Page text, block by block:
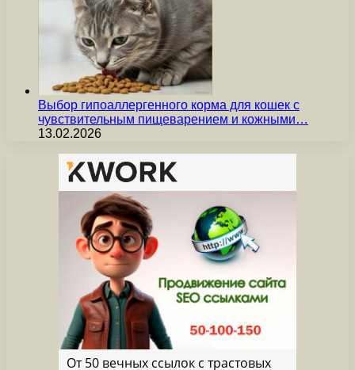
Выбор гипоаллергенного корма для кошек с
чувствительным пищеварением и кожными…
13.02.2026